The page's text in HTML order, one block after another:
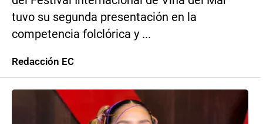
tuvo su segunda presentación en la
competencia folclórica y ...
Redacción EC